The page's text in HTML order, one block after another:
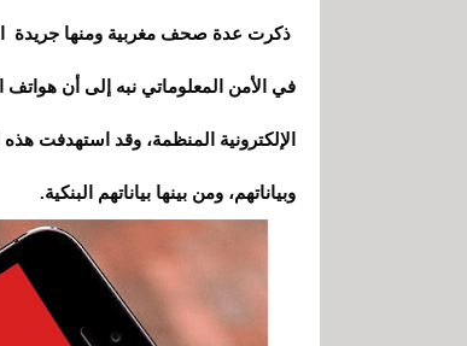
ذكرت عدة صحف مغربية ومنها جريدة
في الأمن المعلوماتي نبه إلى أن
الإلكترونية المنظمة، وقد استهدفت
وبياناتهم، ومن بينها بياناتهم البنكية.